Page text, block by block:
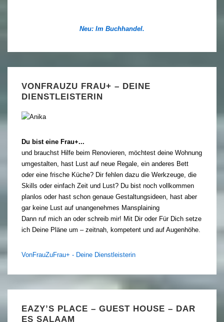
Neu: Im Buchhandel.
VONFRAUZU FRAU+ – DEINE
DIENSTLEISTERIN
Du bist eine Frau+...
und brauchst Hilfe beim Renovieren, möchtest deine Wohnung
umgestalten, hast Lust auf neue Regale, ein anderes Bett
oder eine frische Küche? Dir fehlen dazu die Werkzeuge, die
Skills oder einfach Zeit und Lust? Du bist noch vollkommen
planlos oder hast schon genaue Gestaltungsideen, hast aber
gar keine Lust auf unangenehmes Mansplaining
Dann ruf mich an oder schreib mir! Mit Dir oder Für Dich setze
ich Deine Pläne um – zeitnah, kompetent und auf Augenhöhe.
VonFrauZuFrau+ - Deine Dienstleisterin
EAZY’S PLACE – GUEST HOUSE – DAR
ES SALAAM